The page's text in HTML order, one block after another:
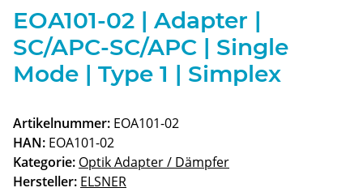
EOA101-02 | Adapter |
SC/APC-SC/APC | Single
Mode | Type 1 | Simplex
Artikelnummer: EOA101-02
HAN: EOA101-02
Kategorie: Optik Adapter / Dämpfer
Hersteller: ELSNER